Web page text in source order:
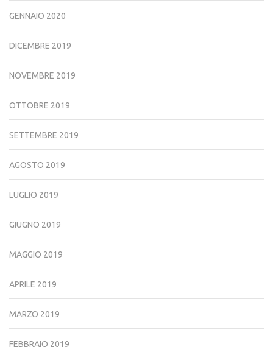
GENNAIO 2020
DICEMBRE 2019
NOVEMBRE 2019
OTTOBRE 2019
SETTEMBRE 2019
AGOSTO 2019
LUGLIO 2019
GIUGNO 2019
MAGGIO 2019
APRILE 2019
MARZO 2019
FEBBRAIO 2019